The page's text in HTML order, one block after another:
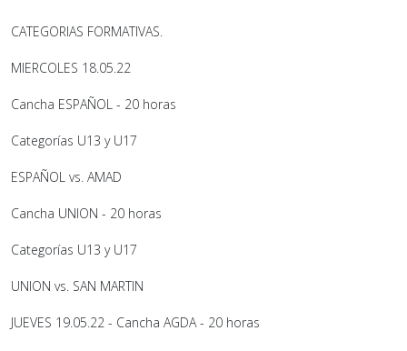
CATEGORIAS FORMATIVAS.
MIERCOLES 18.05.22
Cancha ESPAÑOL - 20 horas
Categorías U13 y U17
ESPAÑOL vs. AMAD
Cancha UNION - 20 horas
Categorías U13 y U17
UNION vs. SAN MARTIN
JUEVES 19.05.22 - Cancha AGDA - 20 horas